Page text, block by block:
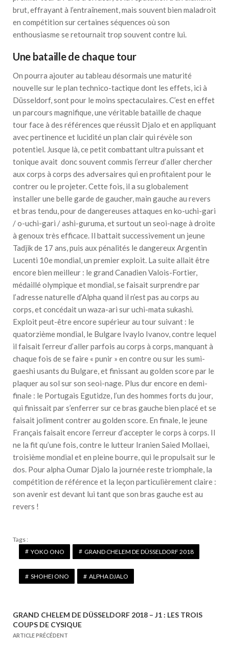
brut, effrayant à l’entraînement, mais souvent bien maladroit
en compétition sur certaines séquences où son
enthousiasme se retournait trop souvent contre lui.
Une bataille de chaque tour
On pourra ajouter au tableau désormais une maturité
nouvelle sur le plan technico-tactique dont les effets, ici à
Düsseldorf, sont pour le moins spectaculaires. C’est en effet
un parcours magnifique, une véritable bataille de chaque
tour face à des références que réussit Djalo et en appliquant
avec pertinence et lucidité un plan clair qui révèle son
potentiel. Jusque là, ce petit combattant ultra puissant et
tonique avait donc souvent commis l’erreur d’aller chercher
aux corps à corps des adversaires qui en profitaient pour le
contrer ou le projeter. Cette fois, il a su globalement
installer une belle garde de gaucher, main gauche au revers
et bras tendu, pour de dangereuses attaques en ko-uchi-gari
/ o-uchi-gari / ashi-guruma, et surtout un seoi-nage à droite
à genoux très efficace. Il battait successivement un jeune
Tadjik de 17 ans, puis aux pénalités le dangereux Argentin
Lucenti 10e mondial, un premier exploit. La suite allait être
encore bien meilleur : le grand Canadien Valois-Fortier,
médaillé olympique et mondial, se faisait surprendre par
l’adresse naturelle d’Alpha quand il n’est pas au corps au
corps, et concédait un waza-ari sur uchi-mata sukashi.
Exploit peut-être encore supérieur au tour suivant : le
quatorzième mondial, le Bulgare Ivaylo Ivanov, contre lequel
il faisait l’erreur d’aller parfois au corps à corps, manquant à
chaque fois de se faire « punir » en contre ou sur les sumi-
gaeshi usants du Bulgare, et finissant au golden score par le
plaquer au sol sur son seoi-nage. Plus dur encore en demi-
finale : le Portugais Egutidze, l’un des hommes forts du jour,
qui finissait par s’enferrer sur ce bras gauche bien placé et se
faisait joliment contrer au golden score. En finale, le jeune
Français faisait encore l’erreur d’accepter le corps à corps. Il
ne la fit qu’une fois, contre le lutteur Iranien Saied Mollaei,
troisième mondial et en pleine bourre, qui le propulsait sur le
dos. Pour alpha Oumar Djalo la journée reste triomphale, la
compétition de référence et la leçon particulièrement claire :
son avenir est devant lui tant que son bras gauche est au
revers !
Tags :
YOKO ONO
GRAND CHELEM DE DÜSSELDORF 2018
SHOHEI ONO ALPHA DJALO
N
a
GRAND CHELEM DE DÜSSELDORF 2018 – J1 : LES TROIS
COUPS DE CYSIQUE
ARTICLE PRÉCÉDENT